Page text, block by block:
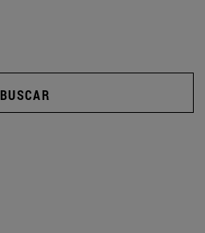
BUSCAR